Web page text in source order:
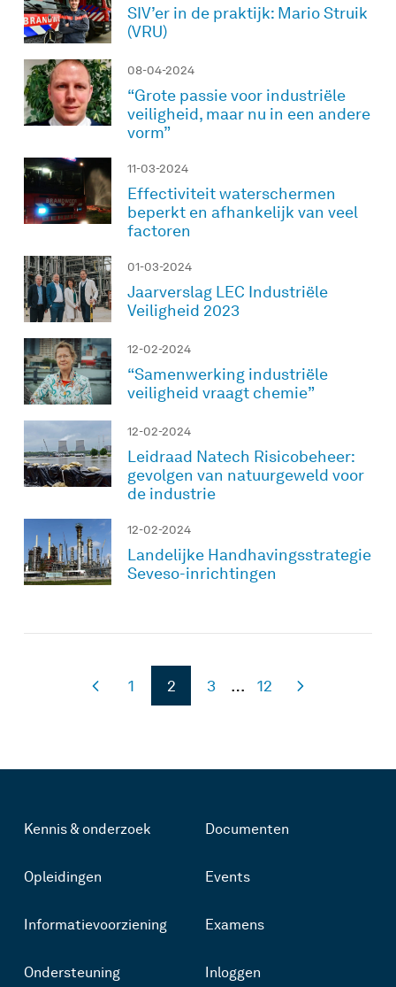
SIV’er in de praktijk: Mario Struik
(VRU)
08-04-2024
“Grote passie voor industriële
veiligheid, maar nu in een andere
vorm”
11-03-2024
Effectiviteit waterschermen
beperkt en afhankelijk van veel
factoren
01-03-2024
Jaarverslag LEC Industriële
Veiligheid 2023
12-02-2024
“Samenwerking industriële
veiligheid vraagt chemie”
12-02-2024
Leidraad Natech Risicobeheer:
gevolgen van natuurgeweld voor
de industrie
12-02-2024
Landelijke Handhavingsstrategie
Seveso-inrichtingen
1 2 3 … 12
Kennis & onderzoek
Opleidingen
Informatievoorziening
Ondersteuning
Documenten
Events
Examens
Inloggen